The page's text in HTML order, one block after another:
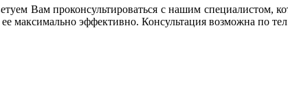
Вам проконсультироваться с нашим
максимально эффективно. Консультация возможна по